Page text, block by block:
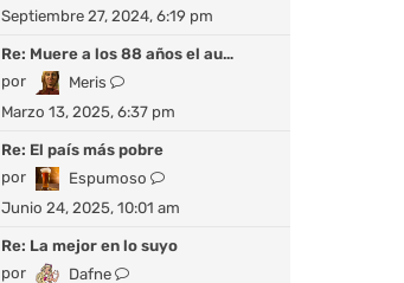
j
e
s
j
i
m
m
e
s
a
j
ú
i
m
e
s
Septiembre 27, 2024, 6:19 pm
Re: Muere a los 88 años el au…
por
Meris
V
e
ú
i
m
Marzo 13, 2025, 6:37 pm
Re: El país más pobre
por
Espumoso
V
ú
Junio 24, 2025, 10:01 am
Re: La mejor en lo suyo
por
Dafne V